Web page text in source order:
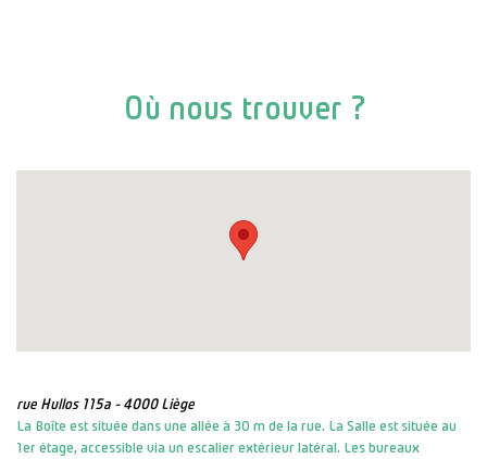
Où nous trouver ?
rue Hullos 115a - 4000 Liège
La Boîte est située dans une allée à 30 m de la rue. La Salle est située au
1er étage, accessible via un escalier extérieur latéral. Les bureaux